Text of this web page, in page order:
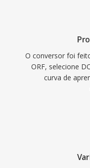
O conversor foi
ORF, selecione
curva de